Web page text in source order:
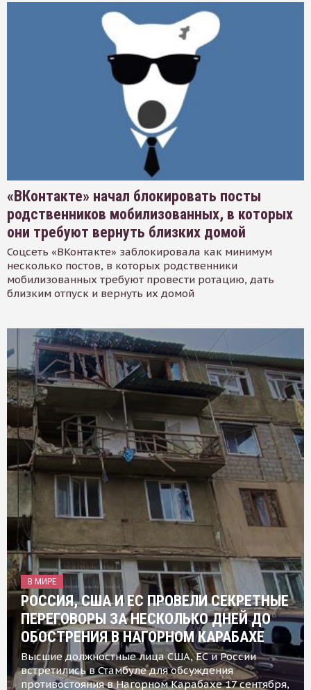
«ВКонтакте» начал блокировать посты
родственников мобилизованных, в которых
они требуют вернуть близких домой
Соцсеть «ВКонтакте» заблокировала как минимум
несколько постов, в которых родственники
мобилизованных требуют провести ротацию, дать
близким отпуск и вернуть их домой
В МИРЕ
РОССИЯ, США И ЕС ПРОВЕЛИ СЕКРЕТНЫЕ
ПЕРЕГОВОРЫ ЗА НЕСКОЛЬКО ДНЕЙ ДО
ОБОСТРЕНИЯ В НАГОРНОМ КАРАБАХЕ
Высшие должностные лица США, ЕС и России
встретились в Стамбуле для обсуждения
противостояния в Нагорном Карабахе 17 сентября,